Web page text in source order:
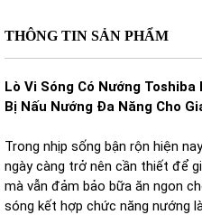
THÔNG TIN SẢN PHẨM
Lò Vi Sóng Có Nướng
Bị Nấu Nướng Đa Năng Cho
Trong nhịp sống bận rộn hiện
ngày càng trở nên cần thiết để
mà vẫn đảm bảo bữa ăn ngon
sóng kết hợp chức năng nướng